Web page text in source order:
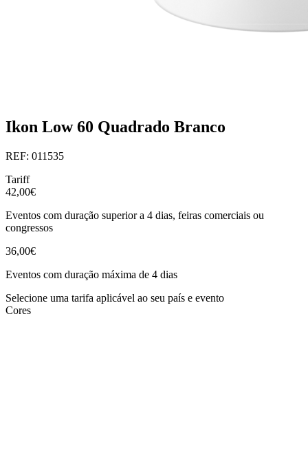
Ikon Low 60 Quadrado Branco
REF: 011535
Tariff
42,00€
Eventos com duração superior a 4 dias, feiras comerciais ou
congressos
36,00€
Eventos com duração máxima de 4 dias
Selecione uma tarifa aplicável ao seu país e evento
Cores